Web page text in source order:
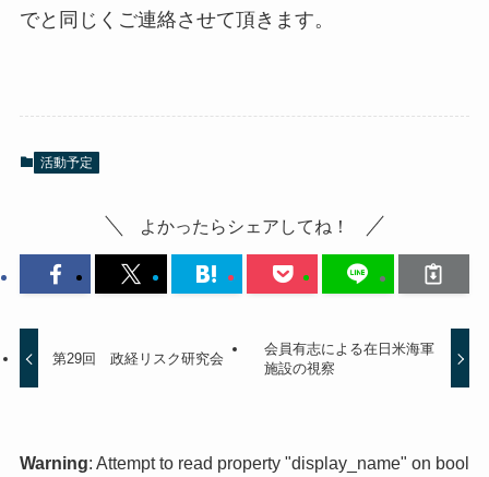
でと同じくご連絡させて頂きます。
活動予定
よかったらシェアしてね！
第29回 政経リスク研究会
会員有志による在日米海軍
施設の視察
Warning: Attempt to read property "display_name" on bool